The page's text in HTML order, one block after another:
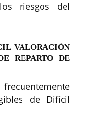
riesgos del
VALORACIÓN
REPARTO DE
de Difícil